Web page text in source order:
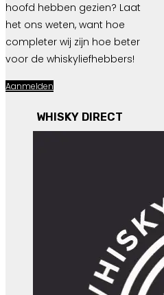
hoofd hebben gezien? Laat
het ons weten, want hoe
completer wij zijn hoe beter
voor de whiskyliefhebbers!
Aanmelden
WHISKY DIRECT